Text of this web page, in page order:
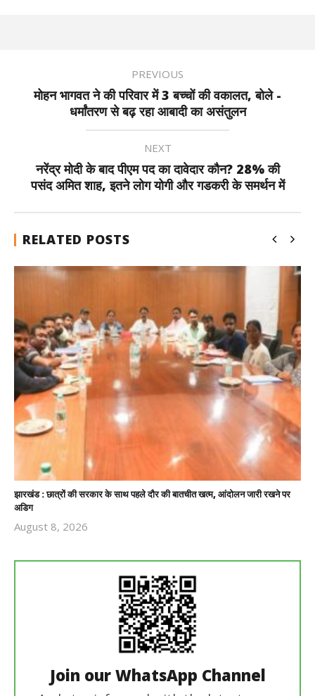
PREVIOUS
मोहन भागवत ने की परिवार में 3 बच्चों की वकालत, बोले -
धर्मांतरण से बढ़ रहा आबादी का असंतुलन
NEXT
नरेंद्र मोदी के बाद पीएम पद का दावेदार कौन? 28% की
पसंद अमित शाह, इतने लोग योगी और गडकरी के समर्थन में
RELATED POSTS
झारखंड : छात्रों की सरकार के साथ पहले दौर की बातचीत खत्म, आंदोलन जारी रखने पर
अडिग
August 8, 2026
Join our WhatsApp Channel